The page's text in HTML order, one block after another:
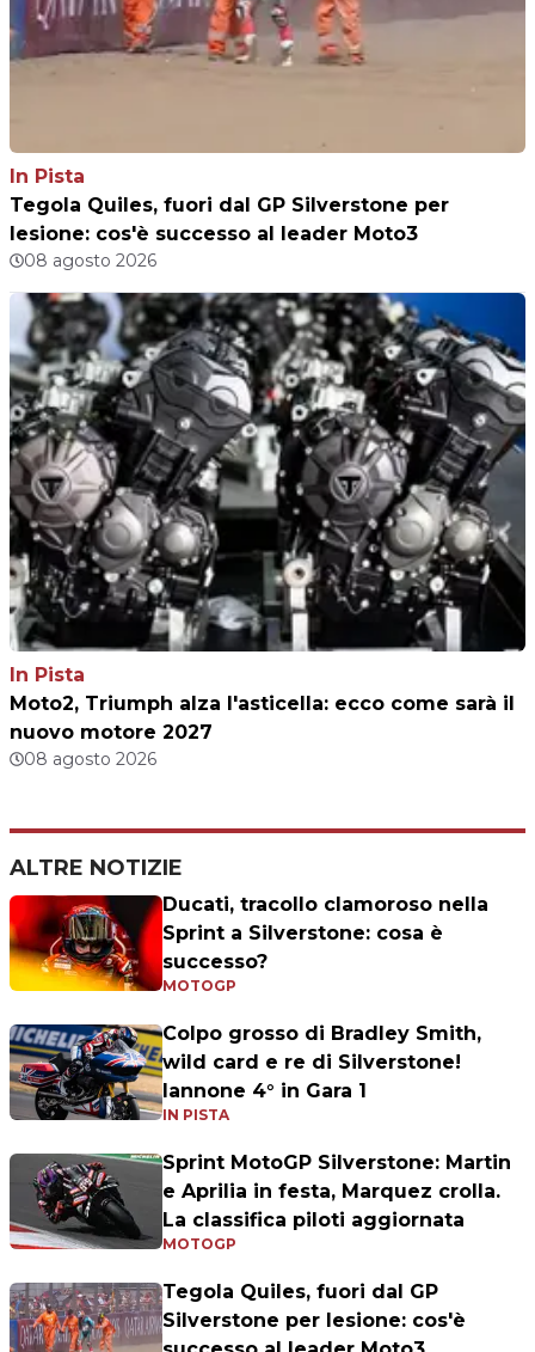
In Pista
Tegola Quiles, fuori dal GP Silverstone per
lesione: cos'è successo al leader Moto3
08 agosto 2026
In Pista
Moto2, Triumph alza l'asticella: ecco come sarà il
nuovo motore 2027
08 agosto 2026
ALTRE NOTIZIE
Ducati, tracollo clamoroso nella
Sprint a Silverstone: cosa è
successo?
MOTOGP
Colpo grosso di Bradley Smith,
wild card e re di Silverstone!
Iannone 4° in Gara 1
IN PISTA
Sprint MotoGP Silverstone: Martin
e Aprilia in festa, Marquez crolla.
La classifica piloti aggiornata
MOTOGP
Tegola Quiles, fuori dal GP
Silverstone per lesione: cos'è